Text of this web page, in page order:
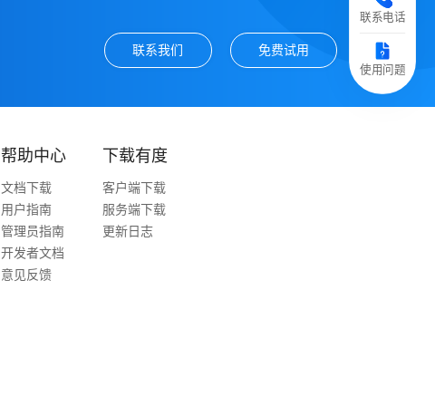
联系我们 免费试用
联系电话
使用问题
帮助中心
文档下载
用户指南
管理员指南
开发者文档
意见反馈
下载有度
客户端下载
服务端下载
更新日志